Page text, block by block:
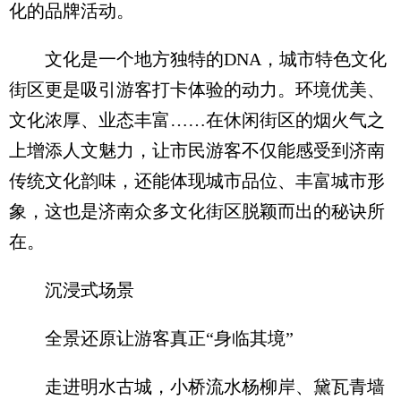
化的品牌活动。
文化是一个地方独特的DNA，城市特色文化
街区更是吸引游客打卡体验的动力。环境优美、
文化浓厚、业态丰富……在休闲街区的烟火气之
上增添人文魅力，让市民游客不仅能感受到济南
传统文化韵味，还能体现城市品位、丰富城市形
象，这也是济南众多文化街区脱颖而出的秘诀所
在。
沉浸式场景
全景还原让游客真正“身临其境”
走进明水古城，小桥流水杨柳岸、黛瓦青墙